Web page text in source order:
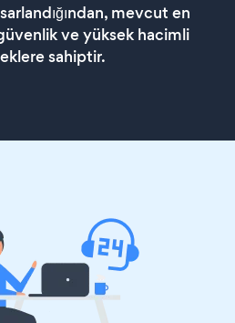
mevcut en
ve yüksek hacimli
sahiptir.